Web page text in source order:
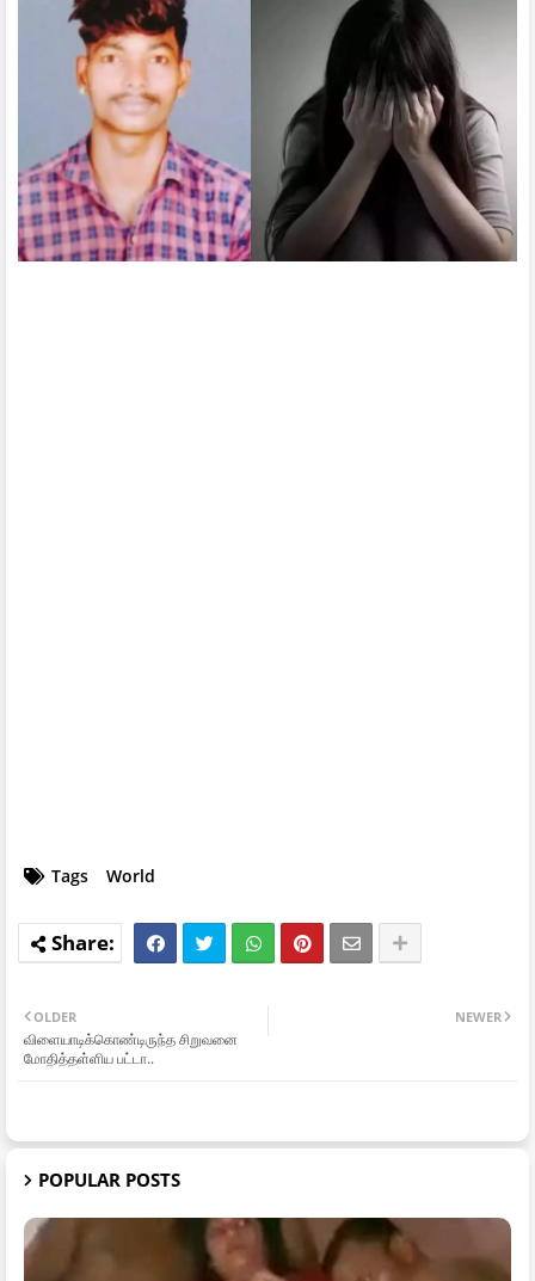
Tags World
NEWER
OLDER
விளையாடிக்கொண்டிருந்த சிறுவனை
மோதித்தள்ளிய பட்டா..
POPULAR POSTS